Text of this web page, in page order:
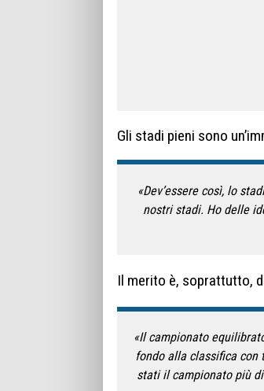
Gli stadi pieni sono
«Dev’essere così, lo
nostri stadi. Ho delle
Il merito è, soprattutto,
«Il campionato
fondo alla classifica con
stati il campionato più